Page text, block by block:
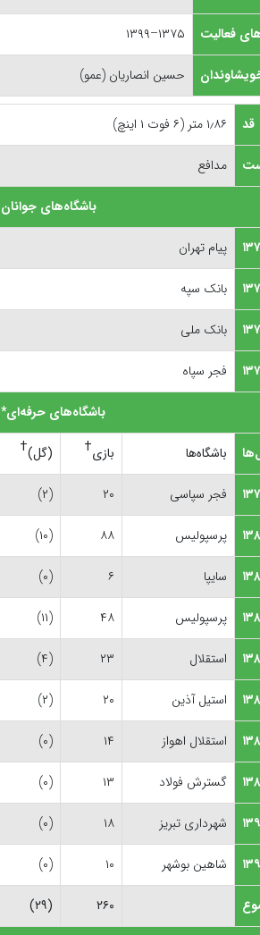
فعالیت ۱۳۷۵–۱۳۹۹
حسین انصاریان (عمو)
قد ۱٫۸۶ متر (۶ فوت ۱ اینچ)
مدافع
باشگاه‌های جوانان
پیام تهران
بانک سپه
بانک ملی
فجر سپاه
باشگاه‌های حرفه‌ای*
باشگاه‌ها بازی† (گل)†
فجر سپاسی ۲۰ (۲)
پرسپولیس ۸۸ (۱۰)
سایپا ۶ (۰)
پرسپولیس ۴۸ (۱۱)
استقلال ۲۳ (۴)
استیل آذین ۲۰ (۲)
استقلال اهواز ۱۴ (۰)
گسترش فولاد ۱۳ (۰)
شهرداری تبریز ۱۸ (۰)
شاهین بوشهر ۱۰ (۰)
۲۶۰ (۲۹)